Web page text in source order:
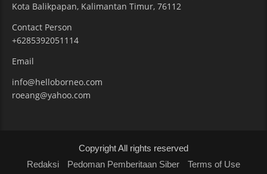
Kota Balikpapan, Kalimantan Timur, 76112
Contact Person
+6285392051114
Email
info@helloborneo.com
roeang@yahoo.com
Copyright All rights reserved
Redaksi
Pedoman Pemberitaan Siber Terms of Use